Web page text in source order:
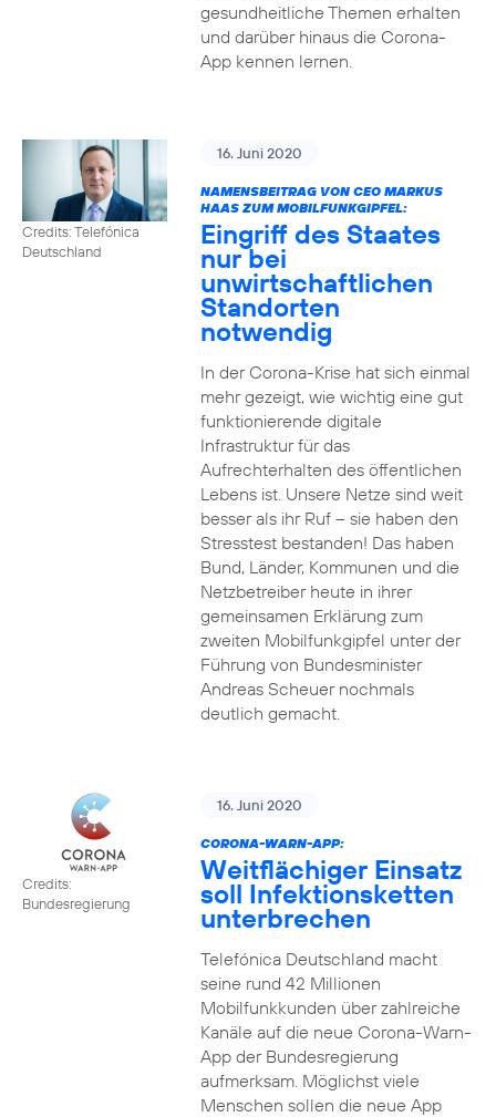
gesundheitliche Themen erhalten
und darüber hinaus die Corona-
App kennen lernen.
Credits: Telefónica
Deutschland
16. Juni 2020
NAMENSBEITRAG VON CEO MARKUS
HAAS ZUM MOBILFUNKGIPFEL:
Eingriff des Staates
nur bei
unwirtschaftlichen
Standorten
notwendig
In der Corona-Krise hat sich einmal
mehr gezeigt, wie wichtig eine gut
funktionierende digitale
Infrastruktur für das
Aufrechterhalten des öffentlichen
Lebens ist. Unsere Netze sind weit
besser als ihr Ruf – sie haben den
Stresstest bestanden! Das haben
Bund, Länder, Kommunen und die
Netzbetreiber heute in ihrer
gemeinsamen Erklärung zum
zweiten Mobilfunkgipfel unter der
Führung von Bundesminister
Andreas Scheuer nochmals
deutlich gemacht.
Credits:
Bundesregierung
16. Juni 2020
CORONA-WARN-APP:
Weitflächiger Einsatz
soll Infektionsketten
unterbrechen
Telefónica Deutschland macht
seine rund 42 Millionen
Mobilfunkkunden über zahlreiche
Kanäle auf die neue Corona-Warn-
App der Bundesregierung
aufmerksam. Möglichst viele
Menschen sollen die neue App